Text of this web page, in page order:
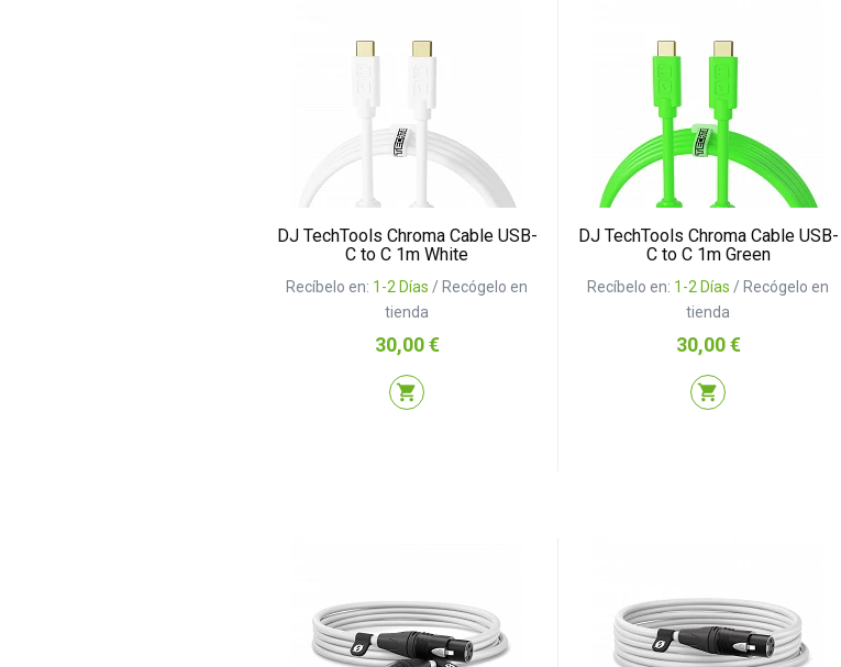
DJ TechTools Chroma Cable USB-
C to C 1m White
Recíbelo en: 1-2 Días / Recógelo en
tienda
Precio
30,00 €
shopping_cart
DJ TechTools Chroma Cable USB-
C to C 1m Green
Recíbelo en: 1-2 Días / Recógelo en
tienda
Precio
30,00 €
shopping_cart